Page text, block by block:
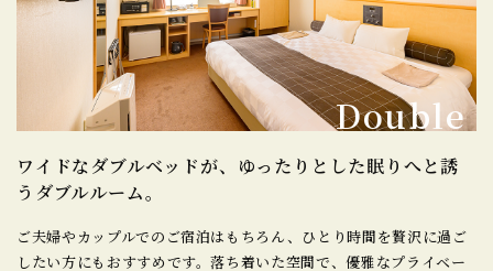
Double
ワイドなダブルベッドが、
ゆったりとした眠りへと誘
うダブルルーム。
ご夫婦やカップルでのご宿泊はもちろん、ひとり時間を贅沢に過ご
したい方にもおすすめです。落ち着いた空間で、優雅なプライベー